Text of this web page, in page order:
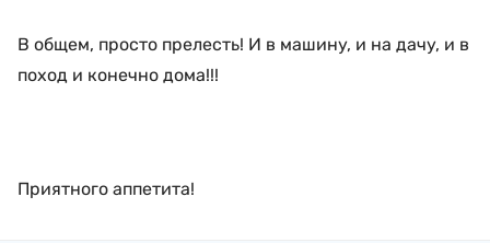
В общем, просто прелесть! И в машину, и на дачу, и в
поход и конечно дома!!!
Приятного аппетита!